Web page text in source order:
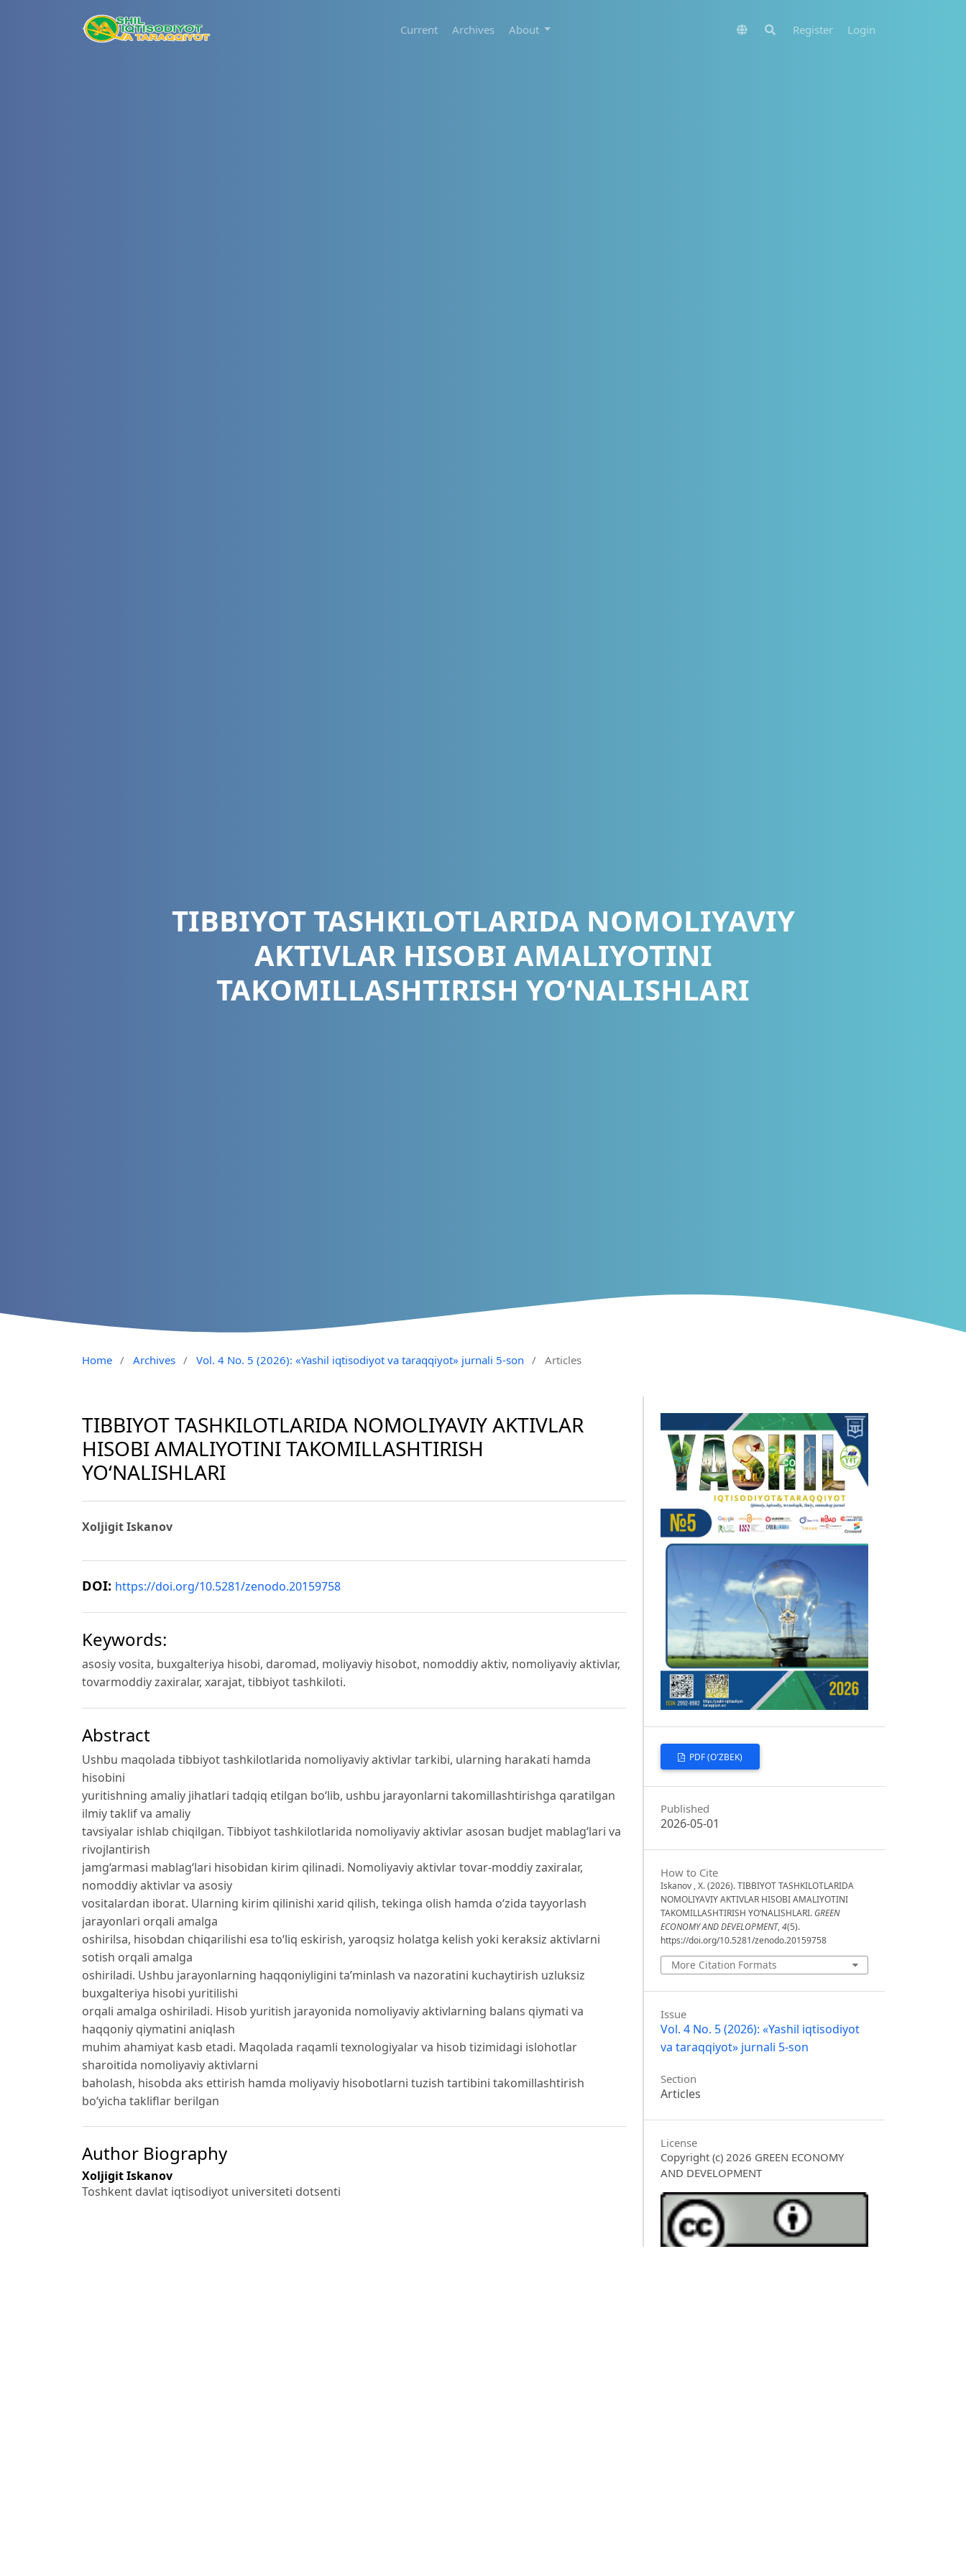
Current Archives About Register Login
TIBBIYOT TASHKILOTLARIDA NOMOLIYAVIY
AKTIVLAR HISOBI AMALIYOTINI
TAKOMILLASHTIRISH YO‘NALISHLARI
Home / Archives / Vol. 4 No. 5 (2026): «Yashil iqtisodiyot va taraqqiyot» jurnali 5-son / Articles
TIBBIYOT TASHKILOTLARIDA NOMOLIYAVIY AKTIVLAR
HISOBI AMALIYOTINI TAKOMILLASHTIRISH
YO‘NALISHLARI
Xoljigit Iskanov
DOI: https://doi.org/10.5281/zenodo.20159758
Keywords:
asosiy vosita, buxgalteriya hisobi, daromad, moliyaviy hisobot, nomoddiy aktiv, nomoliyaviy aktivlar,
tovarmoddiy zaxiralar, xarajat, tibbiyot tashkiloti.
Abstract
Ushbu maqolada tibbiyot tashkilotlarida nomoliyaviy aktivlar tarkibi, ularning harakati hamda
hisobini
yuritishning amaliy jihatlari tadqiq etilgan bo‘lib, ushbu jarayonlarni takomillashtirishga qaratilgan
ilmiy taklif va amaliy
tavsiyalar ishlab chiqilgan. Tibbiyot tashkilotlarida nomoliyaviy aktivlar asosan budjet mablag‘lari va
rivojlantirish
jamg‘armasi mablag‘lari hisobidan kirim qilinadi. Nomoliyaviy aktivlar tovar-moddiy zaxiralar,
nomoddiy aktivlar va asosiy
vositalardan iborat. Ularning kirim qilinishi xarid qilish, tekinga olish hamda o‘zida tayyorlash
jarayonlari orqali amalga
oshirilsa, hisobdan chiqarilishi esa to‘liq eskirish, yaroqsiz holatga kelish yoki keraksiz aktivlarni
sotish orqali amalga
oshiriladi. Ushbu jarayonlarning haqqoniyligini ta’minlash va nazoratini kuchaytirish uzluksiz
buxgalteriya hisobi yuritilishi
orqali amalga oshiriladi. Hisob yuritish jarayonida nomoliyaviy aktivlarning balans qiymati va
haqqoniy qiymatini aniqlash
muhim ahamiyat kasb etadi. Maqolada raqamli texnologiyalar va hisob tizimidagi islohotlar
sharoitida nomoliyaviy aktivlarni
baholash, hisobda aks ettirish hamda moliyaviy hisobotlarni tuzish tartibini takomillashtirish
bo‘yicha takliflar berilgan
Author Biography
Xoljigit Iskanov
Toshkent davlat iqtisodiyot universiteti dotsenti
PDF (O'ZBEK)
Published
2026-05-01
How to Cite
Iskanov , X. (2026). TIBBIYOT TASHKILOTLARIDA
NOMOLIYAVIY AKTIVLAR HISOBI AMALIYOTINI
TAKOMILLASHTIRISH YO‘NALISHLARI. GREEN
ECONOMY AND DEVELOPMENT,4(5).
https://doi.org/10.5281/zenodo.20159758
More Citation Formats
Issue
Vol. 4 No. 5 (2026): «Yashil iqtisodiyot
va taraqqiyot» jurnali 5-son
Section
Articles
License
Copyright (c) 2026 GREEN ECONOMY
AND DEVELOPMENT